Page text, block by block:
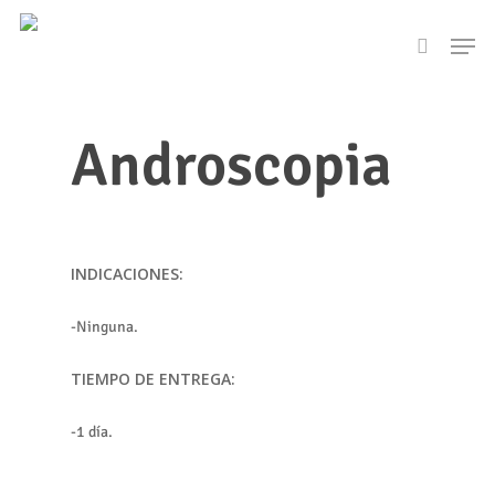
Skip
search
Androscopia
INDICACIONES:
-Ninguna.
TIEMPO DE ENTREGA:
-1 día.